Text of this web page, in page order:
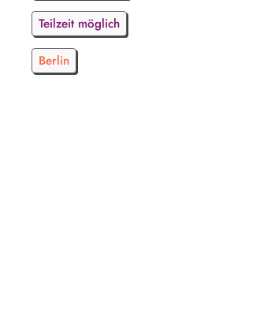
Teilzeit möglich
Berlin